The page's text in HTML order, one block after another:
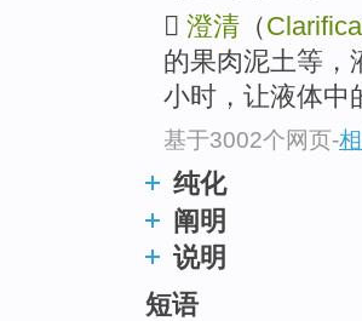
 澄清 （
的果肉泥土等，
小时，让液体中
基于3002个网页-
纯化
阐明
说明
短语